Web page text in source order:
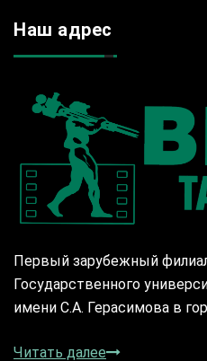
Наш адрес
Первый зарубежный
Государственного
имени С.А. Герасимова в
Читать далее